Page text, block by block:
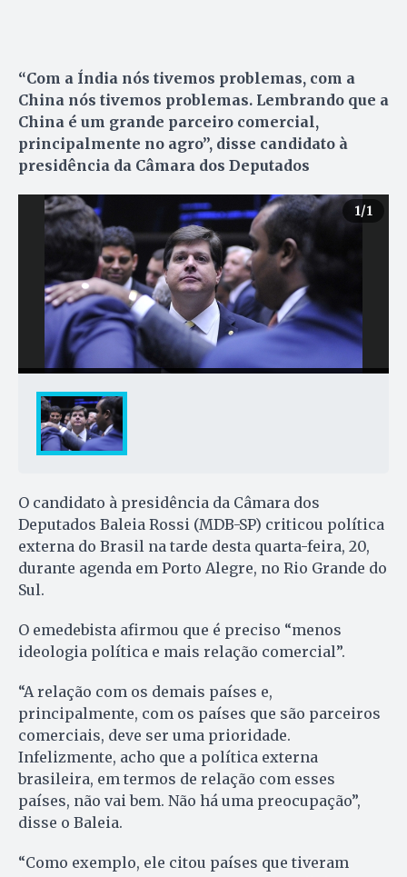
“Com a Índia nós tivemos problemas, com a
China nós tivemos problemas. Lembrando que a
China é um grande parceiro comercial,
principalmente no agro”, disse candidato à
presidência da Câmara dos Deputados
1/1
O candidato à presidência da Câmara dos
Deputados Baleia Rossi (MDB-SP) criticou política
externa do Brasil na tarde desta quarta-feira, 20,
durante agenda em Porto Alegre, no Rio Grande do
Sul.
O emedebista afirmou que é preciso “menos
ideologia política e mais relação comercial”.
“A relação com os demais países e,
principalmente, com os países que são parceiros
comerciais, deve ser uma prioridade.
Infelizmente, acho que a política externa
brasileira, em termos de relação com esses
países, não vai bem. Não há uma preocupação”,
disse o Baleia.
“Como exemplo, ele citou países que tiveram